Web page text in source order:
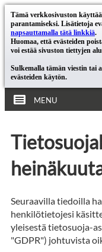
Tämä verkkosivuston
parantamiseksi. Lisätietoja
napsauttamalla tätä linkkiä.
Huomaa, että evästeiden
voi estää sivuston tiettyjen
Sulkemalla tämän viestin tai
evästeiden käytön.
MENU
Seuraavilla tiedoilla
henkilötietojesi
yleisestä tietosuoja-
"GDPR") johtuvista